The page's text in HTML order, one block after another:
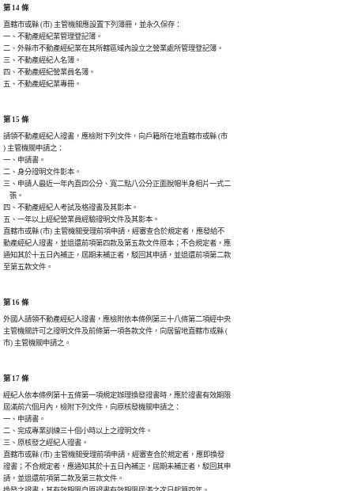
第 14 條
直轄市或縣 (市) 主管機關應設置下列簿冊，並永久保存：
一、不動產經紀業管理登記簿。
二、外縣市不動產經紀業在其所轄區域內設立之營業處所管理登記簿。
三、不動產經紀人名簿。
四、不動產經紀營業員名簿。
第 15 條
請領不動產經紀人證書，應檢附下列文件，向戶籍所在地直轄市或縣 (市
) 主管機關申請之：
一、申請書。
二、身分證明文件影本。
三、申請人最近一年內直四公分、寬二點八公分正面脫帽半身相片一式二
    張。
四、不動產經紀人考試及格證書及其影本。
五、一年以上經紀營業員經驗證明文件及其影本。
直轄市或縣 (市) 主管機關受理前項申請，經審查合於規定者，應發給不
動產經紀人證書，並退還前項第四款及第五款文件原本；不合規定者，應
通知其於十五日內補正，屆期未補正者，駁回其申請，並退還前項第二款
第 16 條
外國人請領不動產經紀人證書，應檢附依本條例第三十八條第二項經中央
主管機關許可之證明文件及前條第一項各款文件，向居留地直轄市或縣 (
市) 主管機關申請之。
第 17 條
經紀人依本條例第十五條第一項規定辦理換發證書時，應於證書有效期限
屆滿前六個月內，檢附下列文件，向原核發機關申請之：
一、申請書。
二、完成專業訓練三十個小時以上之證明文件。
三、原核發之經紀人證書。
直轄市或縣 (市) 主管機關受理前項申請，經審查合於規定者，應即換發
證書；不合規定者，應通知其於十五日內補正，屆期未補正者，駁回其申
請，並退還前項第二款及第三款文件。